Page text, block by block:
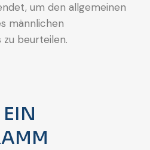
um den allgemeinen
männlichen
beurteilen.